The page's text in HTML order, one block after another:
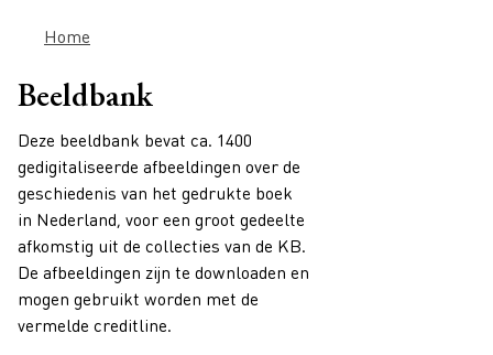
Kruimelpad
Home
Beeldbank
Deze beeldbank bevat ca. 1400
gedigitaliseerde afbeeldingen over de
geschiedenis van het gedrukte boek
in Nederland, voor een groot gedeelte
afkomstig uit de collecties van de KB.
De afbeeldingen zijn te downloaden en
mogen gebruikt worden met de
vermelde creditline.